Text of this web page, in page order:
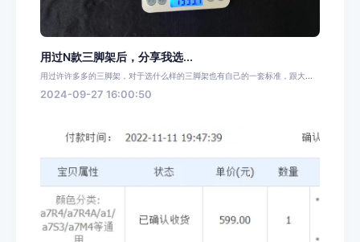
用过N款三脚架后，分享我选...
用过许许多多的三脚架，对于选什么样的三脚架也有自己的一套标准，跟大...
2024-09-27 16:00:50